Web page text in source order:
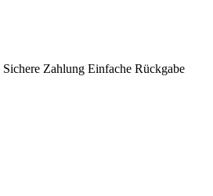
Sichere Zahlung Einfache Rückgabe